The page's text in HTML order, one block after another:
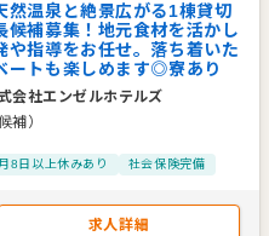
ながら、ご自身の理想のラ
きます。私たちと一緒に、お
ませんか。リゾート地で働く
でいきましょう。
・民泊等宿泊事業、旅行業
然温泉と絶景広がる1棟貸切
候補募集！地元食材を活かし
や指導をお任せ。落ち着いた
ートも楽しめます◎寮あり
会社エンゼルホテルズ
補）
月8日以上休みあり 社会保険完備
求人詳細